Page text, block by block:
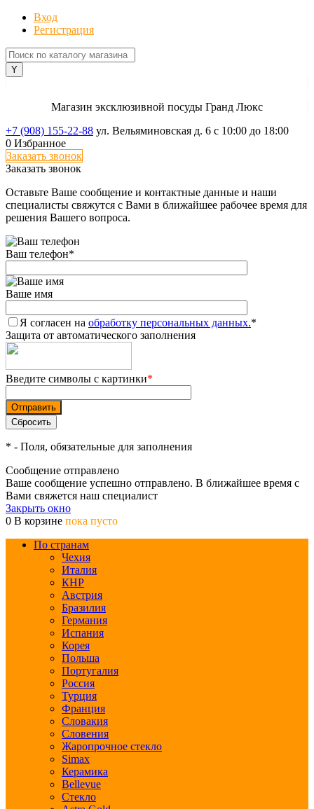
Вход
Регистрация
Магазин эксклюзивной посуды Гранд Люкс
+7 (908) 155-22-88 ул. Вельяминовская д. 6 с 10:00 до 18:00
0 Избранное
Заказать звонок
Заказать звонок
Оставьте Ваше сообщение и контактные данные и наши
специалисты свяжутся с Вами в ближайшее рабочее время для
решения Вашего вопроса.
Ваш телефон*
Ваше имя
Я согласен на обработку персональных данных.*
Защита от автоматического заполнения
Введите символы с картинки*
* - Поля, обязательные для заполнения
Сообщение отправлено
Ваше сообщение успешно отправлено. В ближайшее время с
Вами свяжется наш специалист
Закрыть окно
0 В корзине пока пусто
По странам
Чехия
Италия
КНР
Австрия
Бразилия
Германия
Испания
Корея
Польша
Португалия
Россия
Турция
Франция
Словакия
Словения
Жаропрочное стекло
Simax
Керамика
Bellevue
Стекло